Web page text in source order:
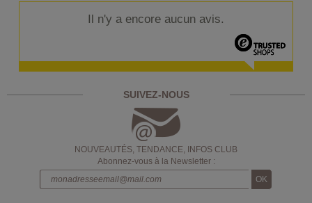
Il n'y a encore aucun avis.
SUIVEZ-NOUS
NOUVEAUTÉS, TENDANCE, INFOS CLUB
Abonnez-vous à la Newsletter :